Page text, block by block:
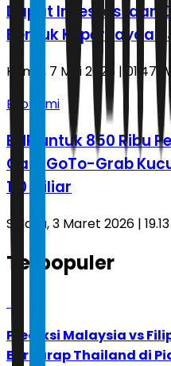
Dapat Investasi dari
Bentuk Kepercayaan
Kamis, 7 Mei 2026 | 01.47
Ekonomi
BHR untuk 850 Ribu
Cair, GoTo-Grab
110 Miliar
Selasa, 3 Maret 2026 |
Terpopuler
Prediksi Malaysia vs
Berharap Thailand di